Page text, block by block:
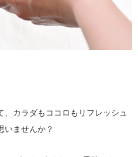
、カラダもココロもリフレッシュ
いませんか？